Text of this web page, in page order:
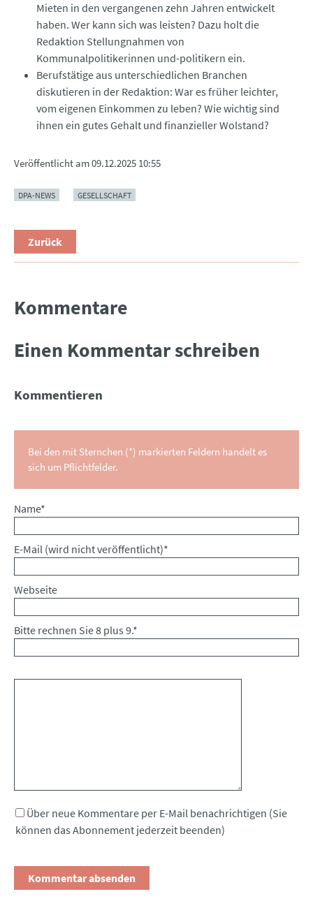
Mieten in den vergangenen zehn Jahren entwickelt
haben. Wer kann sich was leisten? Dazu holt die
Redaktion Stellungnahmen von
Kommunalpolitikerinnen und-politikern ein.
Berufstätige aus unterschiedlichen Branchen
diskutieren in der Redaktion: War es früher leichter,
vom eigenen Einkommen zu leben? Wie wichtig sind
ihnen ein gutes Gehalt und finanzieller Wolstand?
Veröffentlicht am09.12.2025 10:55
DPA-NEWS GESELLSCHAFT
Zurück
Kommentare
Einen Kommentar schreiben
Kommentieren
Bei den mit Sternchen (*) markierten Feldern handelt es
sich um Pflichtfelder.
Pflichtfeld
Name*
Pflichtfeld
E-Mail (wird nicht veröffentlicht)*
Webseite
Bitte rechnen Sie 8 plus 9.*
Über neue Kommentare per E-Mail benachrichtigen (Sie
können das Abonnement jederzeit beenden)